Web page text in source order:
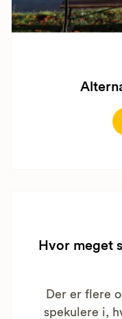
Hvor meget
Der er flere
spekulere i,